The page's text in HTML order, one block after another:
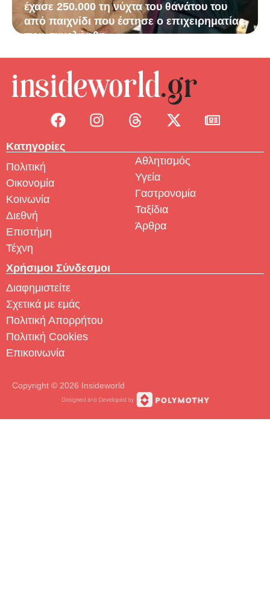
έχασε 250.000 τη νύχτα του θανάτου του
από παιχνίδι που έστησε ο επιχειρηματίας
που συνελήφθη
Κατηγορίες
Πολιτική
Οικονομία
Κοινωνία
Διεθνή
Επιστήμη
Τέχνη
Αθλητισμός
Υγεία
Γαστρονομία
Ταξίδια
Άρθρα
Χρήσιμοι Σύνδεσμοι
Διαφημιστείτε
Σχετικά με εμάς
Πολιτική Απορρήτου
Πολιτική Cookies
Επικοινωνία
Copyright © 2026 Insideworld